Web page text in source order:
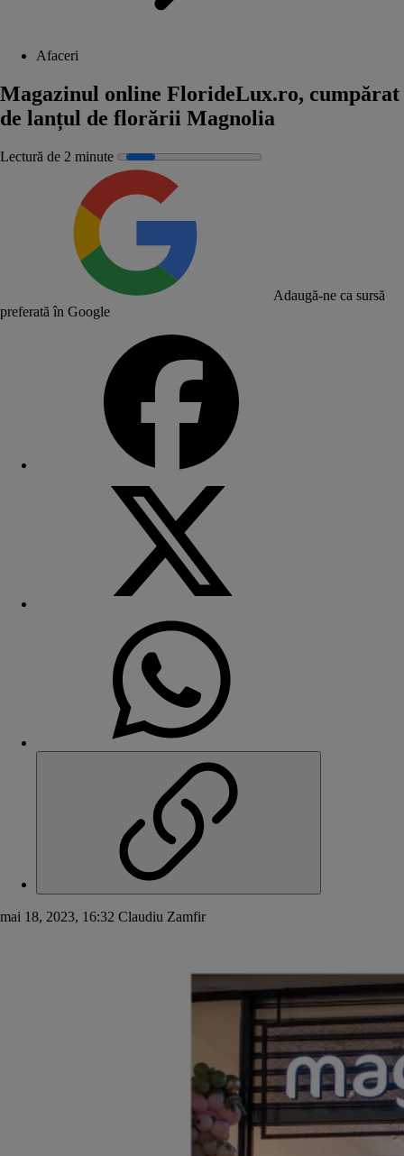
Afaceri
Magazinul online FlorideLux.ro, cumpărat
de lanțul de florării Magnolia
Lectură de 2 minute
Adaugă-ne ca sursă
preferată în Google
mai 18, 2023, 16:32 Claudiu Zamfir